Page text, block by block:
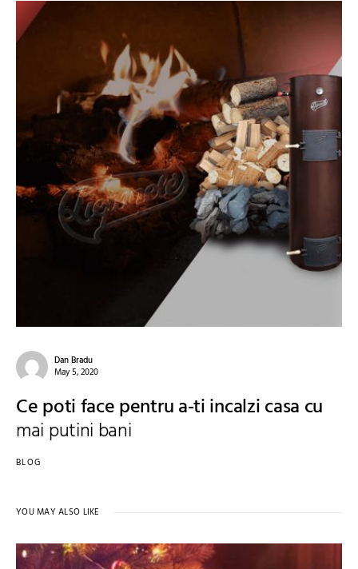
Dan Bradu
May 5, 2020
Ce poti face pentru a-ti incalzi casa cu
mai putini bani
BLOG
YOU MAY ALSO LIKE